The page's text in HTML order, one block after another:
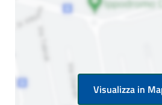
Visualizza in